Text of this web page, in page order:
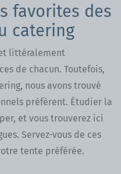
favorites des
catering
littéralement
de chacun. Toutefois,
nous avons trouvé
préfèrent. Étudier la
et vous trouverez ici
Servez-vous de ces
tente préférée.